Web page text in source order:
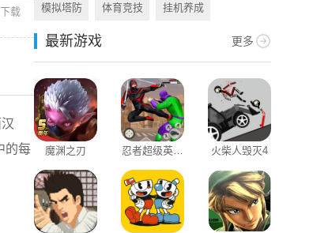
载
的每
模拟塔防 体育竞技 挂机养成
最新游戏 更多
魔渊之刃
忍者超级英雄
格斗
火柴人毁灭4